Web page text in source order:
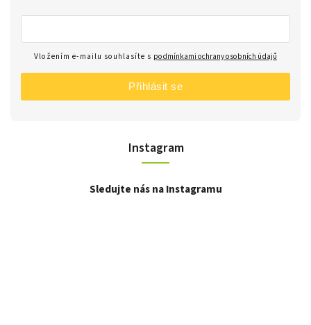
Instagram
Sledujte nás na Instagramu
Vložením e-mailu souhlasíte s podmínkami ochrany osobních údajů
Přihlásit se